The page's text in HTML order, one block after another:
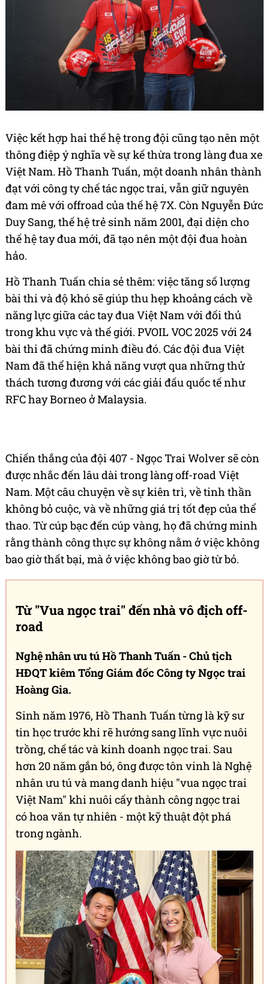
minh rằng trong thể thao, sự kiên trì và không bỏ
cuộc luôn được đền đáp xứng đáng. Năm lần đứng
trên bục Á quân không làm họ nản chí, ngược lại,
mỗi lần thất bại đều trở thành bài học quý giá giúp
họ hoàn thiện hơn.
Việc kết hợp hai thế hệ trong đội cũng tạo nên một
thông điệp ý nghĩa về sự kế thừa trong làng đua xe
Việt Nam. Hồ Thanh Tuấn, một doanh nhân thành
đạt với công ty chế tác ngọc trai, vẫn giữ nguyên
đam mê với offroad của thế hệ 7X. Còn Nguyễn Đức
Duy Sang, thế hệ trẻ sinh năm 2001, đại diện cho
thế hệ tay đua mới, đã tạo nên một đội đua hoàn
bài thi và độ khó sẽ giúp thu hẹp khoảng cách về
năng lực giữa các tay đua Việt Nam với đối thủ
trong khu vực và thế giới. PVOIL VOC 2025 với 24
bài thi đã chứng minh điều đó. Các đội đua Việt
Nam đã thể hiện khả năng vượt qua những thử
thách tương đương với các giải đấu quốc tế như
RFC hay Borneo ở Malaysia.
Chiến thắng của đội 407 - Ngọc Trai Wolver sẽ còn
được nhắc đến lâu dài trong làng off-road Việt
Nam. Một câu chuyện về sự kiên trì, về tinh thần
không bỏ cuộc, và về những giá trị tốt đẹp của thể
thao. Từ cúp bạc đến cúp vàng, họ đã chứng minh
rằng thành công thực sự không nằm ở việc không
bao giờ thất bại, mà ở việc không bao giờ từ bỏ.
Từ "Vua ngọc trai" đến nhà vô địch off-
road
Nghệ nhân ưu tú Hồ Thanh Tuấn - Chủ tịch